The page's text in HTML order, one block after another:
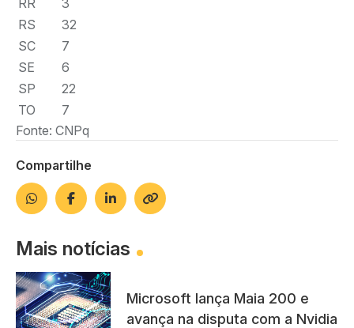
RR
3
RS
32
SC
7
SE
6
SP
22
TO
7
Fonte: CNPq
Compartilhe
Mais notícias
Microsoft lança Maia 200 e
avança na disputa com a Nvidia